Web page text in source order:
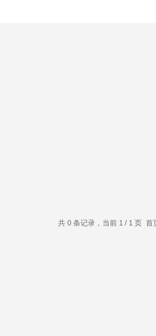
共 0 条记录，当前 1 / 1 页